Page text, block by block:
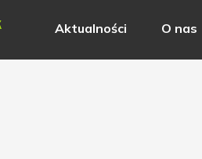
Aktualności O nas